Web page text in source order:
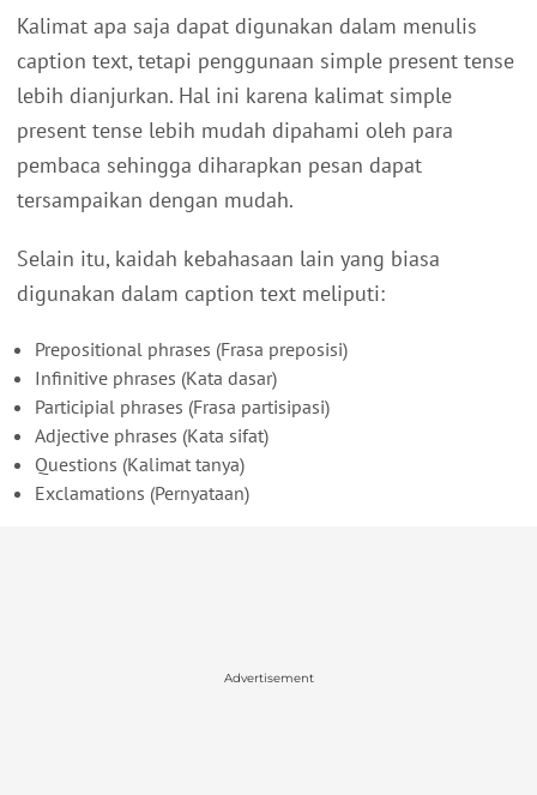
Kalimat apa saja dapat digunakan dalam menulis
caption text, tetapi penggunaan simple present tense
lebih dianjurkan. Hal ini karena kalimat simple
present tense lebih mudah dipahami oleh para
pembaca sehingga diharapkan pesan dapat
tersampaikan dengan mudah.
Selain itu, kaidah kebahasaan lain yang biasa
digunakan dalam caption text meliputi:
Prepositional phrases (Frasa preposisi)
Infinitive phrases (Kata dasar)
Participial phrases (Frasa partisipasi)
Adjective phrases (Kata sifat)
Questions (Kalimat tanya)
Exclamations (Pernyataan)
Advertisement